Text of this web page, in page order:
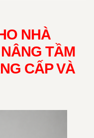
NHÀ
TẦM
CẤP VÀ